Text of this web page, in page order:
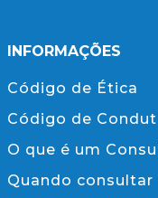
INFORMAÇÕES
Código de Ética
Código de
O que é um
Quando